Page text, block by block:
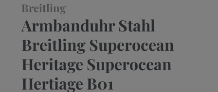
Breitling
Armbanduhr Stahl
Breitling Superocean
Heritage Superocean
Hertiage B01